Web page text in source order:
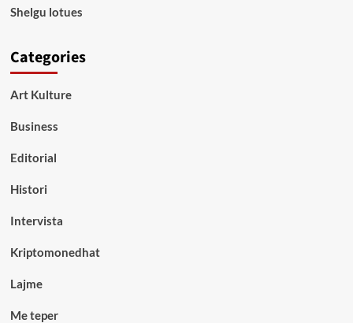
Shelgu lotues
Categories
Art Kulture
Business
Editorial
Histori
Intervista
Kriptomonedhat
Lajme
Me teper